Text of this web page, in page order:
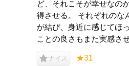
ど、それこそが幸せなの
得させる。 それぞれのな
が結び、身近に感じてほ
ことの良さもまた実感さ
ナイス ★31